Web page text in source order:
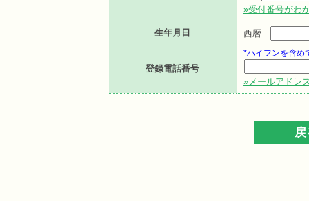
»受付番号がわ
生年月日 西暦 :
登録電話番号
*ハイフンを含め
»メールアドレ